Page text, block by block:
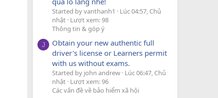
Started by vanthanh1
Lúc 04:57, Chủ
nhật Lượt xem: 98
Thông tin & góp ý
J
Obtain your new authentic full
driver's license or Learners permit
with us without exams.
Started by john andrew Lúc 06:47, Chủ
nhật Lượt xem: 96
Các vấn đề về bảo hiểm xã hội